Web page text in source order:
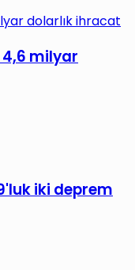
dolarlık ihracat
4,6 milyar
iki deprem